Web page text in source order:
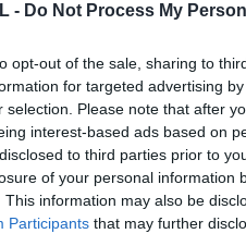
- Do Not Process My
opt-out of the sale, sharing to
for targeted advertising
selection. Please note that after
interest-based ads based on
to third parties prior to
of your personal information
This information may also be
Participants that may further
ΣΤΟ NEWSLETTER
ΕΝΤΕΛΩΣ